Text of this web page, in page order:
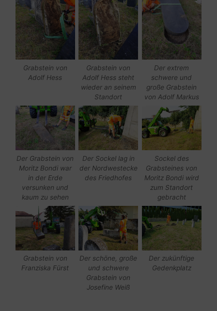
Grabstein von
Adolf Hess
Grabstein von
Adolf Hess steht
wieder an seinem
Standort
Der extrem
schwere und
große Grabstein
von Adolf Markus
Der Grabstein von
Moritz Bondi war
in der Erde
versunken und
kaum zu sehen
Der Sockel lag in
der Nordwestecke
des Friedhofes
Sockel des
Grabsteines von
Moritz Bondi wird
zum Standort
gebracht
Grabstein von
Franziska Fürst
Der schöne, große
und schwere
Grabstein von
Josefine Weiß
Der zukünftige
Gedenkplatz